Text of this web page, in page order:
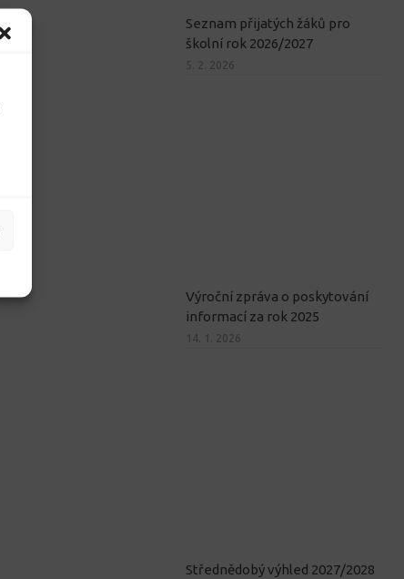
Seznam přijatých žáků pro
školní rok 2026/2027
5. 2. 2026
Výroční zpráva o poskytování
informací za rok 2025
14. 1. 2026
Střednědobý výhled 2027/2028